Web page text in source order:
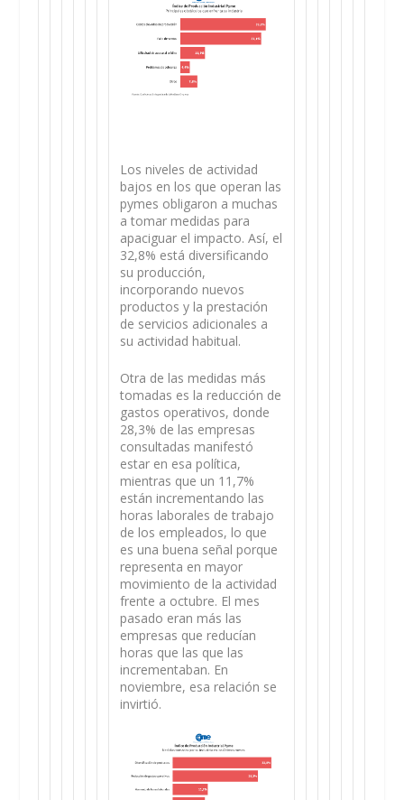
Los niveles de actividad
bajos en los que operan las
pymes obligaron a muchas
a tomar medidas para
apaciguar el impacto. Así, el
32,8% está diversificando
su producción,
incorporando nuevos
productos y la prestación
de servicios adicionales a
su actividad habitual.
Otra de las medidas más
tomadas es la reducción de
gastos operativos, donde
28,3% de las empresas
consultadas manifestó
estar en esa política,
mientras que un 11,7%
están incrementando las
horas laborales de trabajo
de los empleados, lo que
es una buena señal porque
representa en mayor
movimiento de la actividad
frente a octubre. El mes
pasado eran más las
empresas que reducían
horas que las que las
incrementaban. En
noviembre, esa relación se
invirtió.